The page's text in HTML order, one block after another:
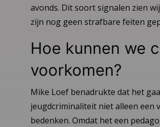
avonds. Dit soort signalen zien
zijn nog geen strafbare feiten
Hoe kunnen we
voorkomen?
Mike Loef benadrukte dat het
jeugdcriminaliteit niet alleen een
bedenken. Omdat het een